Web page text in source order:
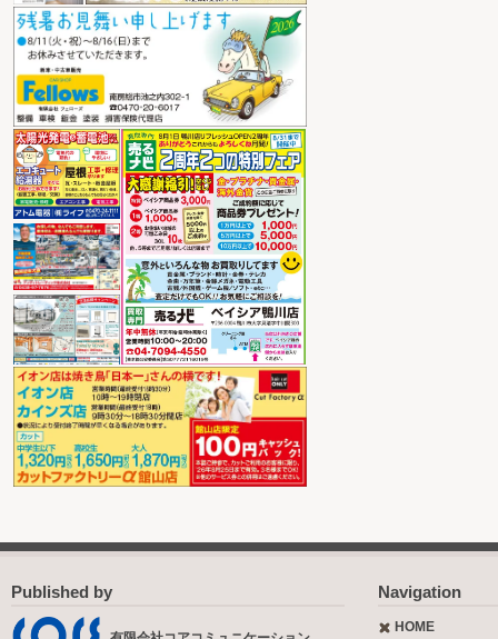
Published by Navigation
HOME